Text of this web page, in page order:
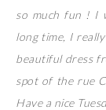
so much fun ! I
long time, I
beautiful dress
spot of the rue
Have a nice